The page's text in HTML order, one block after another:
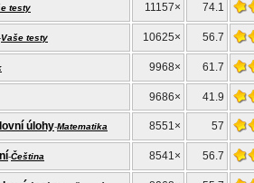
testy 11157× 74.1
Vaše testy 10625× 56.7
9968× 61.7
9686× 41.9
úlohy-Matematika 8551× 57
-Čeština 8541× 56.7